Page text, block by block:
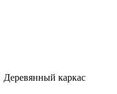
Деревянный каркас